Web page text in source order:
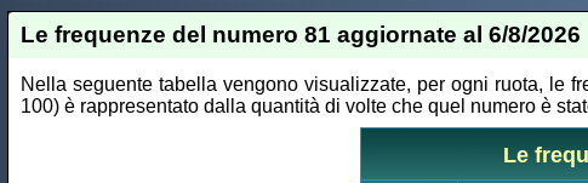
Le frequenze del numero 81 aggiornate al 6/8/2026
Nella seguente tabella vengono visualizzate, per ogni ruota, le
100) è rappresentato dalla quantità di volte che quel numero è
Le